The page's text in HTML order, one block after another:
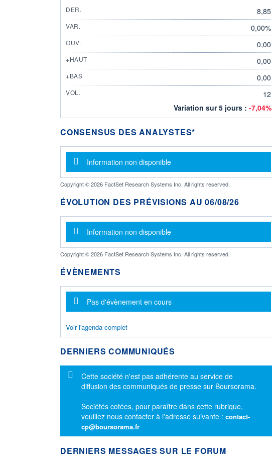
DER.
8,85
VAR. 0,00%
OUV. 0,00
+HAUT 0,00
+BAS 0,00
VOL.
12
Variation sur 5 jours : -7,04%
CONSENSUS DES ANALYSTES*
Message d'information
Information non disponible
Copyright © 2026 FactSet Research Systems Inc. All rights reserved.
ÉVOLUTION DES PRÉVISIONS AU 06/08/26
Message d'information
Information non disponible
Copyright © 2026 FactSet Research Systems Inc. All rights reserved.
ÉVÈNEMENTS
Message d'information
Pas d'évènement en cours
Voir l'agenda complet
DERNIERS COMMUNIQUÉS
Message d'information
Cette société n'est pas adhérente au service de
diffusion des communiqués de presse sur Boursorama.
Sociétés cotées, pour paraître dans cette rubrique,
veuillez nous contacter à l'adresse suivante : contact-
cp@boursorama.fr
DERNIERS MESSAGES SUR LE FORUM